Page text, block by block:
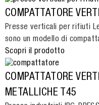
COMPATTATORE
Presse verticali per rifiuti
sono un modello di
Scopri il prodotto
COMPATTATORE
METALLICHE T45